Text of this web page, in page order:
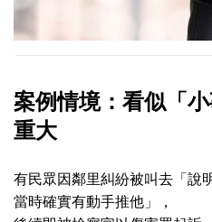
案例情境：看似「
重大
有民眾因鄰里糾紛被叫去「說
當時確實有動手推他」，